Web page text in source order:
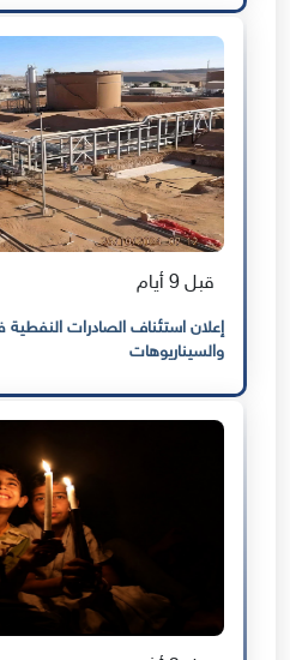
قبل 9 أيام
إعلان استئناف الصادرات
والسيناريوهات